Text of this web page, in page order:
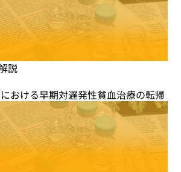
説
おける早期対遅発性貧血治療の転帰